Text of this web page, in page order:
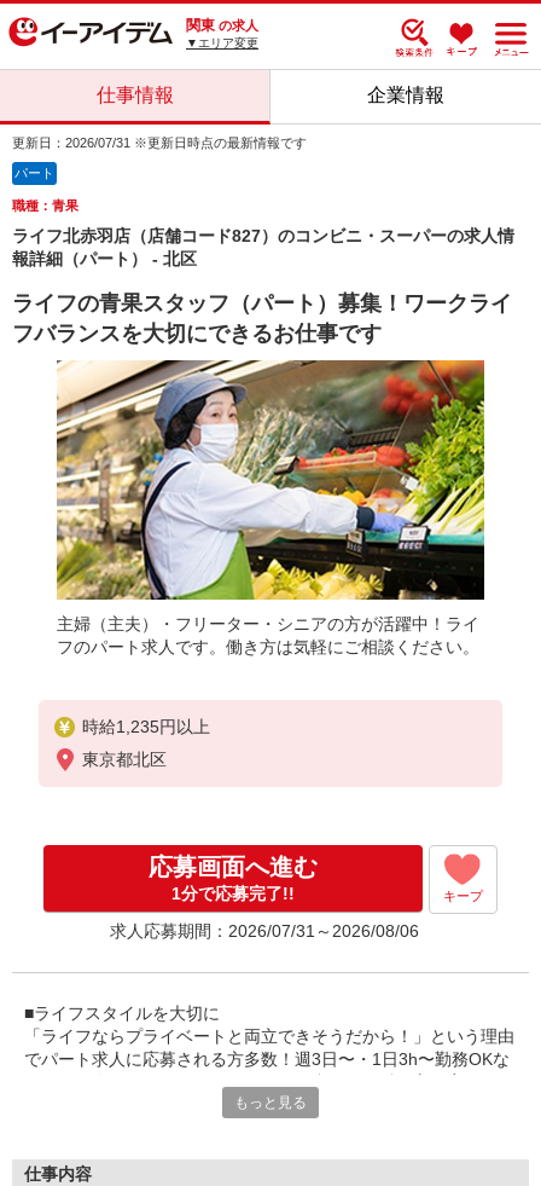
関東 の求人
▼エリア変更
仕事情報 企業情報
更新日：2026/07/31 ※更新日時点の最新情報です
パート
職種：青果
ライフ北赤羽店（店舗コード827）のコンビニ・スーパーの求人情
報詳細（パート） - 北区
ライフの青果スタッフ（パート）募集！ワークライ
フバランスを大切にできるお仕事です
主婦（主夫）・フリーター・シニアの方が活躍中！ライ
フのパート求人です。働き方は気軽にご相談ください。
時給1,235円以上
東京都北区
応募画面へ進む
1分で応募完了!! キープ
求人応募期間：2026/07/31～2026/08/06
■ライフスタイルを大切に
「ライフならプライベートと両立できそうだから！」という理由
でパート求人に応募される方多数！週3日〜・1日3h〜勤務OKな
ます。家事や子育てとの両立も安心！メリハリを大事にする風土
■食材選びのコツがわかる！
もっと見る
仕事内容